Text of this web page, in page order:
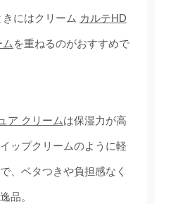
にはクリーム カルテHD
ムを重ねるのがおすすめで
ア クリームは保湿力が高
ップクリームのように軽
、ベタつきや負担感なく
品。